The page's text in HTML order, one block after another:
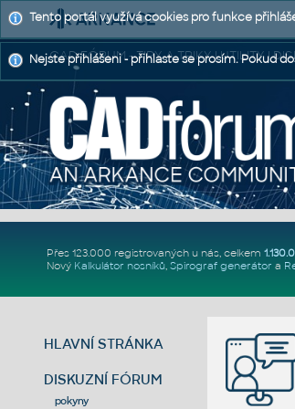
CAD FÓRUM - TIPY A TRIKY | UTILITY |
Přes 123.000 registrovaných u nás, celkem
Nový Kalkulátor nosníků, Spirograf generátor a
HLAVNÍ STRÁNKA
DISKUZNÍ FÓRUM
pokyny
Tento portál využívá cookies pro funkce
Nejste přihlášeni - přihlaste se prosím. Pokud